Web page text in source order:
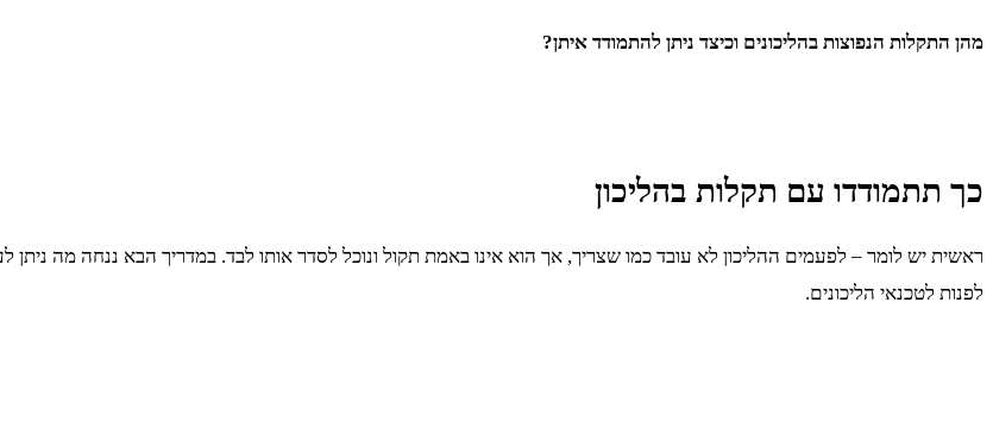
מהן התקלות הנפוצות בהליכונים וכיצד ניתן להתמודד איתן?
כך תתמודדו עם תקלות בהליכון
ראשית יש לומר – לפעמים ההליכון לא עובד כמו שצריך, אך הוא אינו באמת תקול ונוכל לסדר אותו לבד. במדריך הבא ננחה מה
לפנות לטכנאי הליכונים.